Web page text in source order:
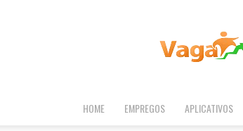
HOME EMPREGOS APLICATIVOS